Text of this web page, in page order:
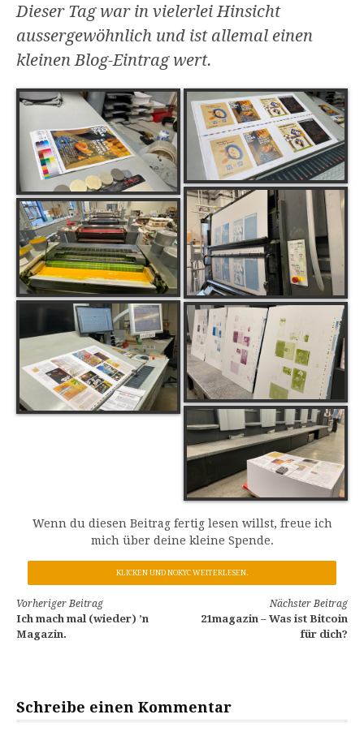
Dieser Tag war in vielerlei Hinsicht
aussergewöhnlich und ist allemal einen
kleinen Blog-Eintrag wert.
Wenn du diesen Beitrag fertig lesen willst, freue ich
mich über deine kleine Spende.
KLICKEN UND NOKYC WEITERLESEN.
Weiterlesen
Vorheriger Beitrag
Ich mach mal (wieder) ’n
Magazin.
Nächster Beitrag
21magazin – Was ist Bitcoin
für dich?
Schreibe einen Kommentar